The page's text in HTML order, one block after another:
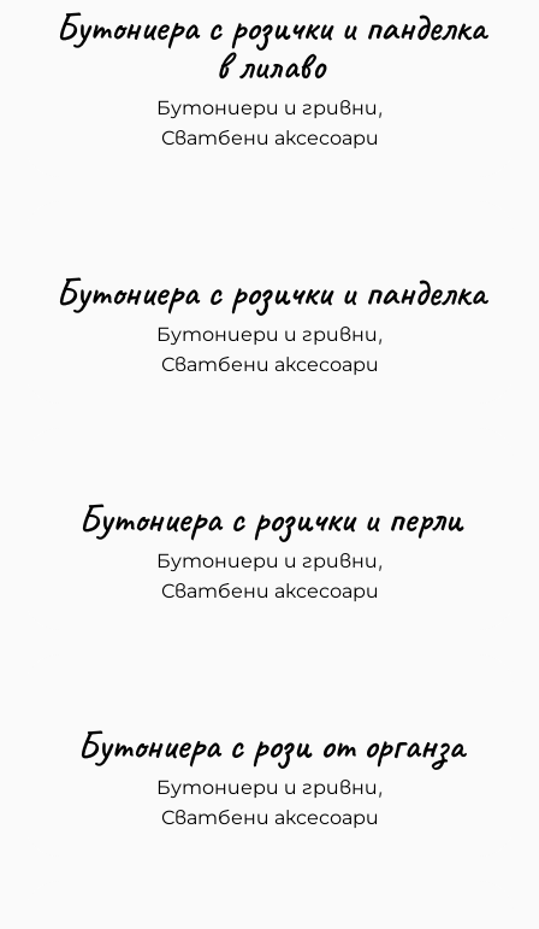
Бутониера с розички и панделка
в лилаво
Бутониери и гривни,
Сватбени аксесоари
Бутониера с розички и панделка
Бутониери и гривни,
Сватбени аксесоари
Бутониера с розички и перли
Бутониери и гривни,
Сватбени аксесоари
Бутониера с рози от органза
Бутониери и гривни,
Сватбени аксесоари